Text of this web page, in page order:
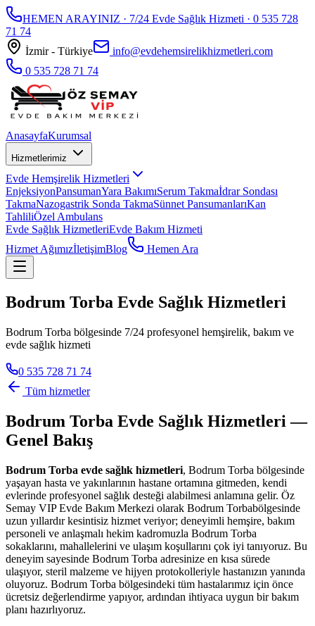
HEMEN ARAYINIZ · 7/24 Evde Sağlık Hizmeti · 0 535 728
71 74
İzmir - Türkiye
info@evdehemsirelikhizmetleri.com
0 535 728 71 74
AnasayfaKurumsal
Hizmetlerimiz
Evde Hemşirelik Hizmetleri
EnjeksiyonPansumanYara BakımıSerum Takmaİdrar Sondası
TakmaNazogastrik Sonda TakmaSünnet PansumanlarıKan
TahliliÖzel Ambulans
Evde Sağlık HizmetleriEvde Bakım Hizmeti
Hizmet AğımızİletişimBlog Hemen Ara
Bodrum Torba Evde Sağlık Hizmetleri
Bodrum Torba bölgesinde 7/24 profesyonel hemşirelik, bakım ve
evde sağlık hizmeti
0 535 728 71 74
Tüm hizmetler
Bodrum Torba Evde Sağlık Hizmetleri —
Genel Bakış
Bodrum Torba evde sağlık hizmetleri, Bodrum Torba bölgesinde
yaşayan hasta ve yakınlarının hastane ortamına gitmeden, kendi
evlerinde profesyonel sağlık desteği alabilmesi anlamına gelir. Öz
Semay VIP Evde Bakım Merkezi olarak Bodrum Torbabölgesinde
uzun yıllardır kesintisiz hizmet veriyor; deneyimli hemşire, bakım
personeli ve anlaşmalı hekim kadromuzla Bodrum Torba
sokaklarını, mahallelerini ve ulaşım koşullarını çok iyi tanıyoruz. Bu
deneyim sayesinde Bodrum Torba adresinize en kısa sürede
ulaşıyor, steril malzeme ve hijyen protokolleriyle hastanızın yanında
oluyoruz. Bodrum Torba bölgesindeki tüm hastalarımız için önce
ücretsiz değerlendirme yapıyor, ardından ihtiyaca uygun bir bakım
planı hazırlıyoruz.